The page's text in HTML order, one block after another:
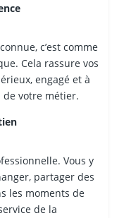
c’est comme
Cela rassure vos
engagé et à
votre métier.
Vous y
partager des
les moments de
de la